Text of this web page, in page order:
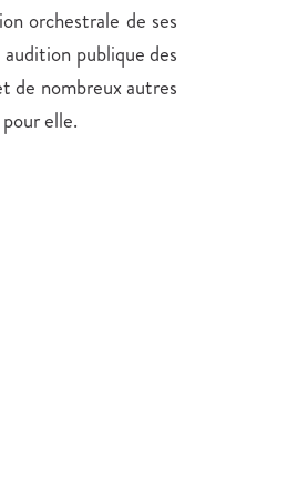
orchestrale de ses
publique des
de nombreux autres
elle.